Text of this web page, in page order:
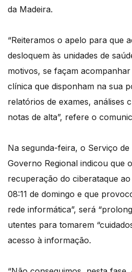
da Madeira.
“Reiteramos o apelo para que
desloquem às unidades de
motivos, se façam
clínica que disponham na sua
relatórios de exames, análises
notas de alta”, refere o
Na segunda-feira, o Serviço
Governo Regional indicou que
recuperação do ciberataque
08:11 de domingo e que
rede informática”, será
utentes para tomarem
acesso à informação.